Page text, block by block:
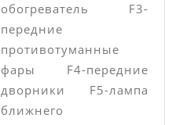
обогреватель F3-
передние
противотуманные
фары F4-передние
дворники F5-лампа
ближнего